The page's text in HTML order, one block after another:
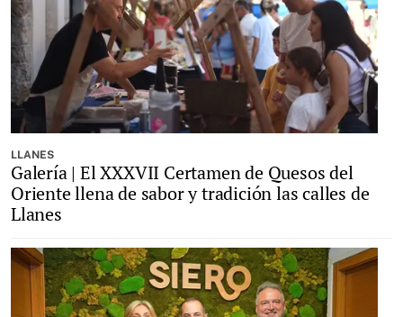
LLANES
Galería | El XXXVII Certamen de Quesos del
Oriente llena de sabor y tradición las calles de
Llanes